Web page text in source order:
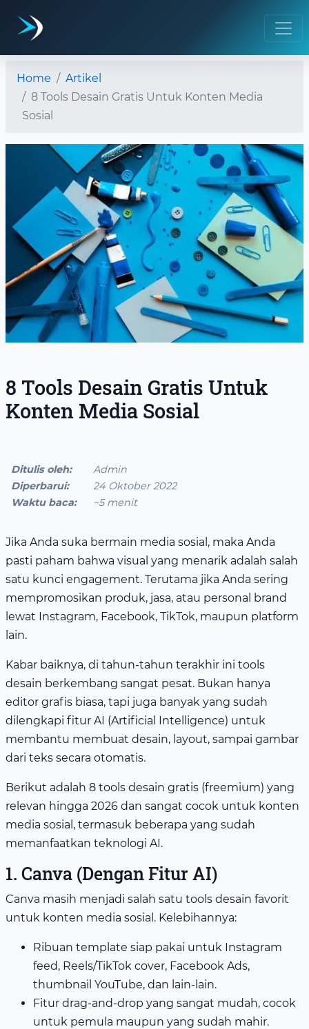
Home
Artikel
8 Tools Desain Gratis Untuk Konten Media
Sosial
8 Tools Desain Gratis Untuk
Konten Media Sosial
Ditulis oleh:
Diperbarui:
Waktu baca:
Admin
24 Oktober 2022
~5 menit
Jika Anda suka bermain media sosial, maka Anda
pasti paham bahwa visual yang menarik adalah salah
satu kunci engagement. Terutama jika Anda sering
mempromosikan produk, jasa, atau personal brand
lewat Instagram, Facebook, TikTok, maupun platform
lain.
Kabar baiknya, di tahun-tahun terakhir ini tools
desain berkembang sangat pesat. Bukan hanya
editor grafis biasa, tapi juga banyak yang sudah
dilengkapi fitur AI (Artificial Intelligence) untuk
membantu membuat desain, layout, sampai gambar
dari teks secara otomatis.
Berikut adalah 8 tools desain gratis (freemium) yang
relevan hingga 2026 dan sangat cocok untuk konten
media sosial, termasuk beberapa yang sudah
memanfaatkan teknologi AI.
1. Canva (Dengan Fitur AI)
Canva masih menjadi salah satu tools desain favorit
untuk konten media sosial. Kelebihannya:
Ribuan template siap pakai untuk Instagram
feed, Reels/TikTok cover, Facebook Ads,
thumbnail YouTube, dan lain-lain.
Fitur drag-and-drop yang sangat mudah, cocok
untuk pemula maupun yang sudah mahir.